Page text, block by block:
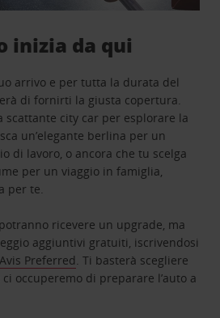
inizia da qui
arrivo e per tutta la durata del
di fornirti la giusta copertura.
scattante city car per esplorare la
un’elegante berlina per un
di lavoro, o ancora che tu scelga
per un viaggio in famiglia,
per te.
ricevere un upgrade, ma
aggiuntivi gratuiti, iscrivendosi
Avis Preferred. Ti basterà scegliere
occuperemo di preparare l’auto a